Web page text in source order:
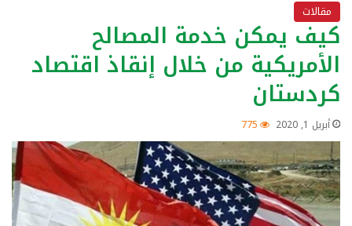
مقالات
كيف يمكن خدمة المصالح
الأمريكية من خلال إنقاذ اقتصاد
كردستان
أبريل 1, 2020 775